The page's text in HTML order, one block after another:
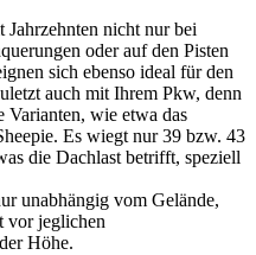
Jahrzehnten nicht nur bei
oder auf den Pisten
sich ebenso ideal für den
auch mit Ihrem Pkw, denn
Varianten, wie etwa das
Es wiegt nur 39 bzw. 43
die Dachlast betrifft, speziell
unabhängig vom Gelände,
vor jeglichen
Höhe.